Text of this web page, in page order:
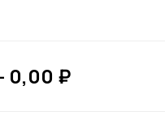
0,00 ₽